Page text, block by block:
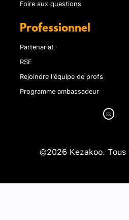
Foire aux questions
Professionnel
Partenariat
RSE
Rejoindre l'équipe de profs
Programme ambassadeur
©2026 Kezakoo. Tous